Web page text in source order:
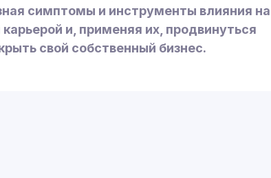
симптомы и инструменты влияния на
и, применяя их, продвинуться
свой собственный бизнес.